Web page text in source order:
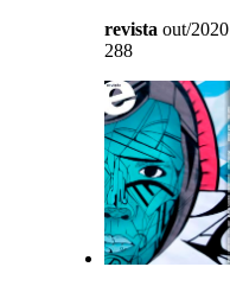
revista out/2020
288